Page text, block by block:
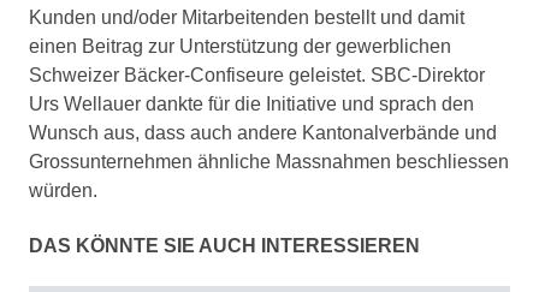
Kunden und/oder Mitarbeitenden bestellt und damit
einen Beitrag zur Unterstützung der gewerblichen
Schweizer Bäcker-Confiseure geleistet. SBC-Direktor
Urs Wellauer dankte für die Initiative und sprach den
Wunsch aus, dass auch andere Kantonalverbände und
Grossunternehmen ähnliche Massnahmen beschliessen
würden.
DAS KÖNNTE SIE AUCH INTERESSIEREN